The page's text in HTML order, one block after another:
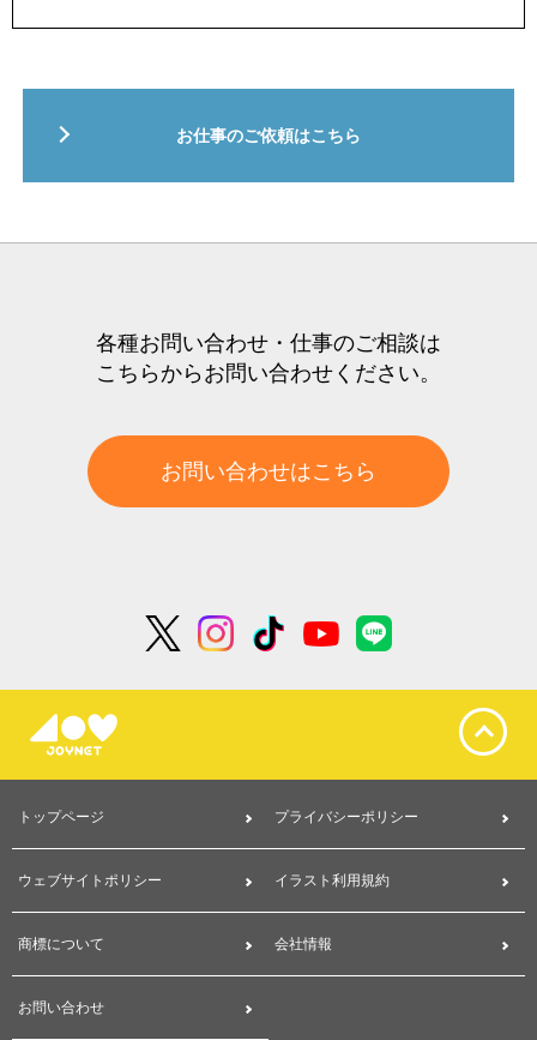
お仕事のご依頼はこちら
各種お問い合わせ・仕事のご相談は
こちらからお問い合わせください。
お問い合わせはこちら
トップページ プライバシーポリシー
ウェブサイトポリシー イラスト利用規約
商標について 会社情報
お問い合わせ